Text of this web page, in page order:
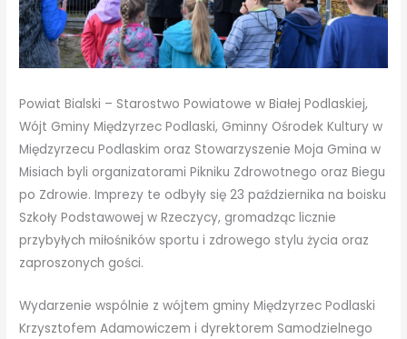
Powiat Bialski – Starostwo Powiatowe w Białej Podlaskiej,
Wójt Gminy Międzyrzec Podlaski, Gminny Ośrodek Kultury w
Międzyrzecu Podlaskim oraz Stowarzyszenie Moja Gmina w
Misiach byli organizatorami Pikniku Zdrowotnego oraz Biegu
po Zdrowie. Imprezy te odbyły się 23 października na boisku
Szkoły Podstawowej w Rzeczycy, gromadząc licznie
przybyłych miłośników sportu i zdrowego stylu życia oraz
zaproszonych gości.
Wydarzenie wspólnie z wójtem gminy Międzyrzec Podlaski
Krzysztofem Adamowiczem i dyrektorem Samodzielnego